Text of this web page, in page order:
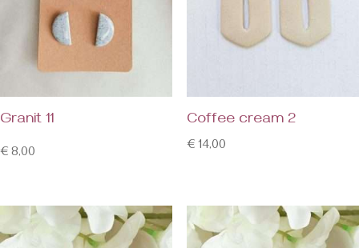
Granit 11
€ 8,00
Coffee cream 2
€14,00